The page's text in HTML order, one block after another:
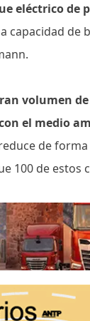
eléctrico de
capacidad de
volumen
el medio
de forma
100 de estos